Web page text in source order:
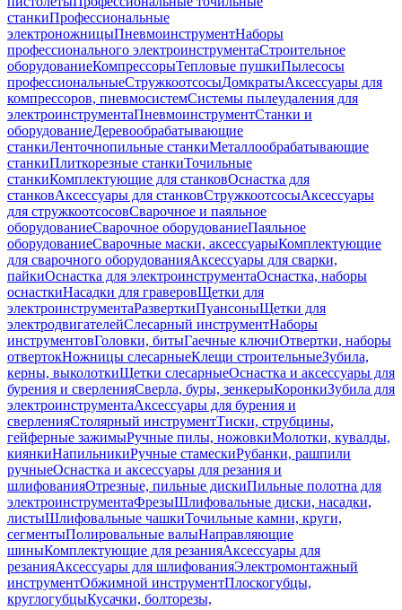
станкиПрофессиональные
электроножницыПневмоинструментНаборы
профессионального электроинструментаСтроительное
оборудованиеКомпрессорыТепловые пушкиПылесосы
профессиональныеСтружкоотсосыДомкратыАксессуары для
компрессоров, пневмосистемСистемы пылеудаления для
электроинструментаПневмоинструментСтанки и
оборудованиеДеревообрабатывающие
станкиЛенточнопильные станкиМеталлообрабатывающие
станкиПлиткорезные станкиТочильные
станкиКомплектующие для станковОснастка для
станковАксессуары для станковСтружкоотсосыАксессуары
для стружкоотсосовСварочное и паяльное
оборудованиеСварочное оборудованиеПаяльное
оборудованиеСварочные маски, аксессуарыКомплектующие
для сварочного оборудованияАксессуары для сварки,
пайкиОснастка для электроинструментаОснастка, наборы
оснасткиНасадки для граверовЩетки для
электроинструментаРазверткиПуансоныЩетки для
электродвигателейСлесарный инструментНаборы
инструментовГоловки, битыГаечные ключиОтвертки, наборы
отвертокНожницы слесарныеКлещи строительныеЗубила,
керны, выколоткиЩетки слесарныеОснастка и аксессуары для
бурения и сверленияСверла, буры, зенкерыКоронкиЗубила для
электроинструментаАксессуары для бурения и
сверленияСтолярный инструментТиски, струбцины,
гейферные зажимыРучные пилы, ножовкиМолотки, кувалды,
киянкиНапильникиРучные стамескиРубанки, рашпили
ручныеОснастка и аксессуары для резания и
шлифованияОтрезные, пильные дискиПильные полотна для
электроинструментаФрезыШлифовальные диски, насадки,
листыШлифовальные чашкиТочильные камни, круги,
сегментыПолировальные валыНаправляющие
шиныКомплектующие для резанияАксессуары для
резанияАксессуары для шлифованияЭлектромонтажный
инструментОбжимной инструментПлоскогубцы,
круглогубцыКусачки, болторезы,